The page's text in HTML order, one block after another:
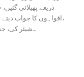
ذریعے پھیلائی
،افواہوں کا جواب
شیئر کی، جس میں وسیم اکرم جم میں ورزش کرتے ہوئے نظر…